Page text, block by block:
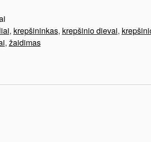
, krepšininkas, krepšinio dievai,
, žaidimas